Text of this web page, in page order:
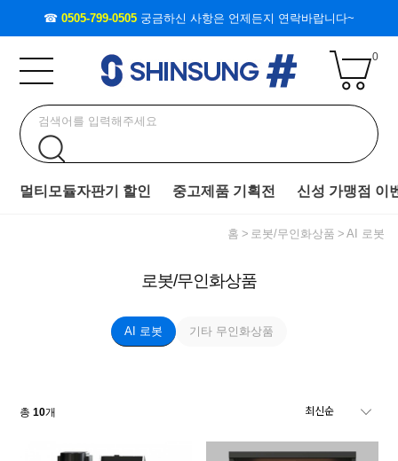
☎ 0505-799-0505 궁금하신 사항은 언제든지 연락바랍니다~
0
멀티모듈자판기 할인 중고제품 기획전 신성 가맹점 이
홈 로봇/무인화상품 AI 로봇
로봇/무인화상품
AI 로봇 기타 무인화상품
총10개